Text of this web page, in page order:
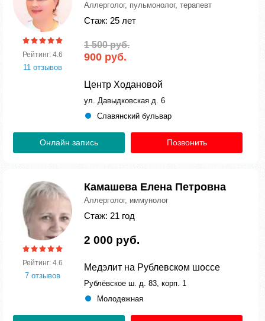
Рейтинг: 4.6
11 отзывов
Аллерголог, пульмонолог, терапевт
Стаж: 25 лет
1 500 руб.
900 руб.
Центр Ходановой
ул. Давыдковская д. 6
Славянский бульвар
Онлайн запись Позвонить
Рейтинг: 4.6
7 отзывов
Камашева Елена Петровна
Аллерголог, иммунолог
Стаж: 21 год
2 000 руб.
Медэлит на Рублевском шоссе
Рублёвское ш. д. 83, корп. 1
Молодежная